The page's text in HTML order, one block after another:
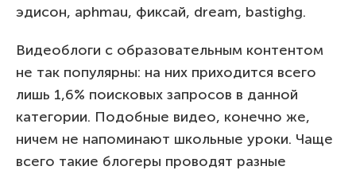
эдисон, aphmau, фиксай, dream, bastighg.
Видеоблоги с образовательным контентом
не так популярны: на них приходится всего
лишь 1,6% поисковых запросов в данной
категории. Подобные видео, конечно же,
ничем не напоминают школьные уроки. Чаще
всего такие блогеры проводят разные